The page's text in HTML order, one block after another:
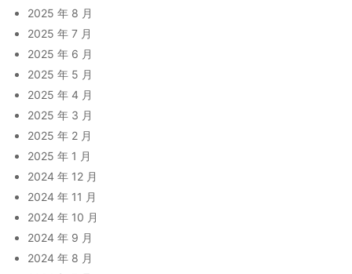
2025 年 8 月
2025 年 7 月
2025 年 6 月
2025 年 5 月
2025 年 4 月
2025 年 3 月
2025 年 2 月
2025 年 1 月
2024 年 12 月
2024 年 11 月
2024 年 10 月
2024 年 9 月
2024 年 8 月